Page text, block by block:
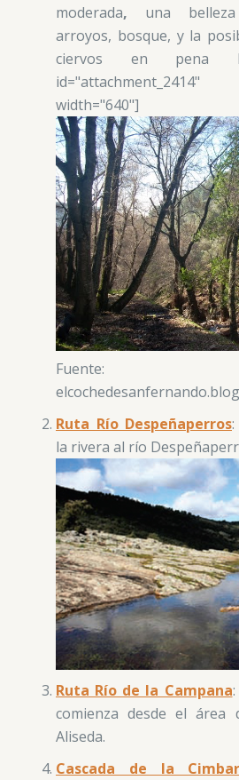
moderada, una
arroyos, bosque, y la
ciervos en pena
id="attachment_2414"
width="640"]
Fuente:
Ruta Río Despeñaperros
la rivera al río
Ruta Río de la Campana
comienza desde el área
Aliseda.
Cascada de la